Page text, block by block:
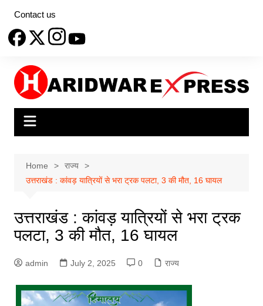
content
Contact us
Home
राज्य
उत्तराखंड : कांवड़ यात्रियों से भरा ट्रक पलटा, 3 की मौत, 16 घायल
उत्तराखंड : कांवड़ यात्रियों से भरा ट्रक
पलटा, 3 की मौत, 16 घायल
admin July 2, 2025 0 राज्य